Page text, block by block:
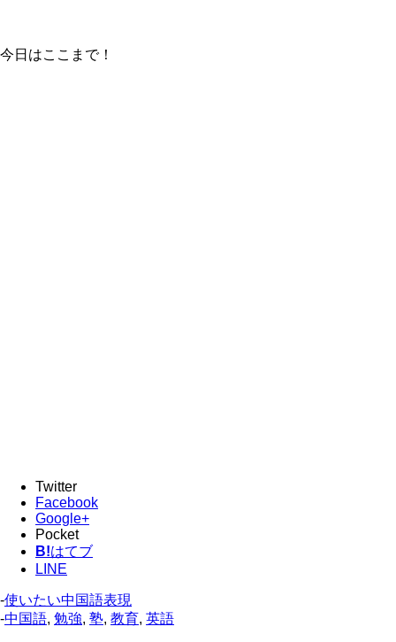
今日はここまで！
Twitter
Facebook
Google+
Pocket
B!はてブ
LINE
-使いたい中国語表現
-中国語, 勉強, 塾, 教育, 英語